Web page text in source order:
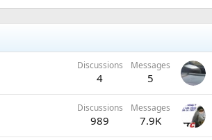
Discussions
4
Messages
5
Discussions
989
Messages
7.9K